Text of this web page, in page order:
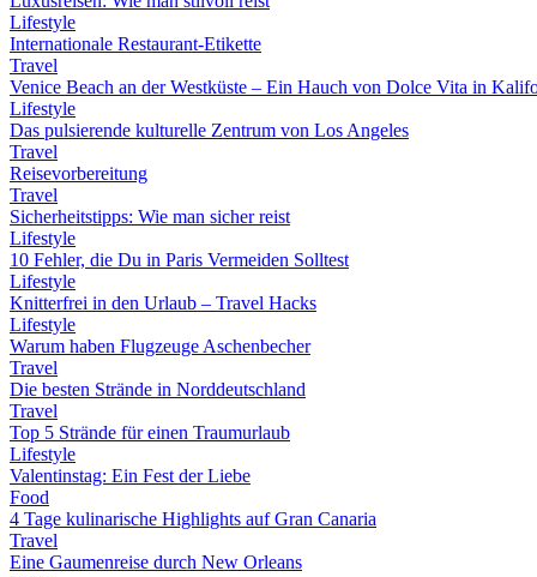
Lifestyle
Internationale Restaurant-Etikette
Travel
Venice Beach an der Westküste – Ein Hauch von Dolce Vita in
Lifestyle
Das pulsierende kulturelle Zentrum von Los Angeles
Travel
Reisevorbereitung
Travel
Sicherheitstipps: Wie man sicher reist
Lifestyle
10 Fehler, die Du in Paris Vermeiden Solltest
Lifestyle
Knitterfrei in den Urlaub – Travel Hacks
Lifestyle
Warum haben Flugzeuge Aschenbecher
Travel
Die besten Strände in Norddeutschland
Travel
Top 5 Strände für einen Traumurlaub
Lifestyle
Valentinstag: Ein Fest der Liebe
Food
4 Tage kulinarische Highlights auf Gran Canaria
Travel
Eine Gaumenreise durch New Orleans